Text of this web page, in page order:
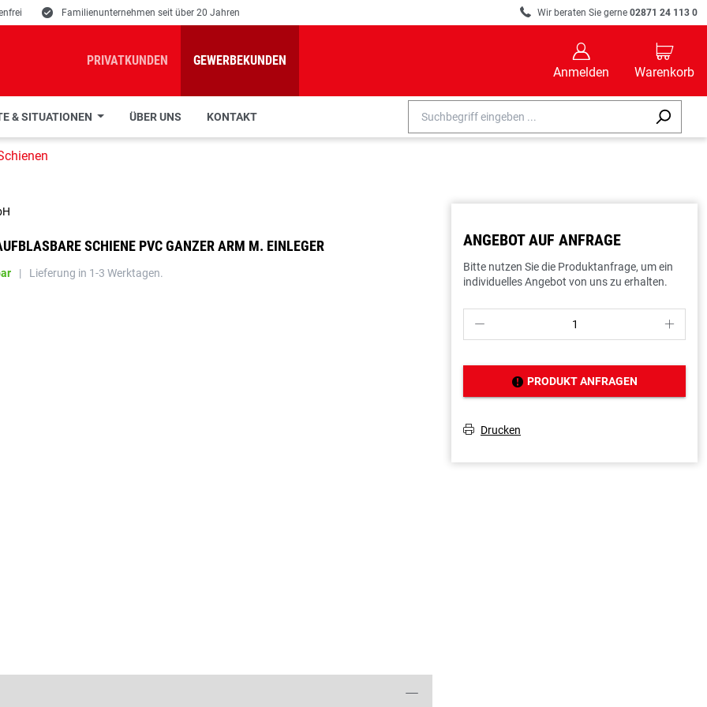
E Familienunternehmen seit über 20 Jahren R Wir beraten Sie gerne 02871 24 113 0
PRIVATKUNDEN GEWERBEKUNDEN
B
Anmelden
C
Warenkorb
& SITUATIONEN ÜBER UNS KONTAKT
SCHIENE PVC GANZER ARM M. EINLEGER
| Lieferung in 1-3 Werktagen.
ANGEBOT AUF ANFRAGE
Bitte nutzen Sie die Produktanfrage, um ein
individuelles Angebot von uns zu erhalten.
P S
J PRODUKT ANFRAGEN
T Drucken